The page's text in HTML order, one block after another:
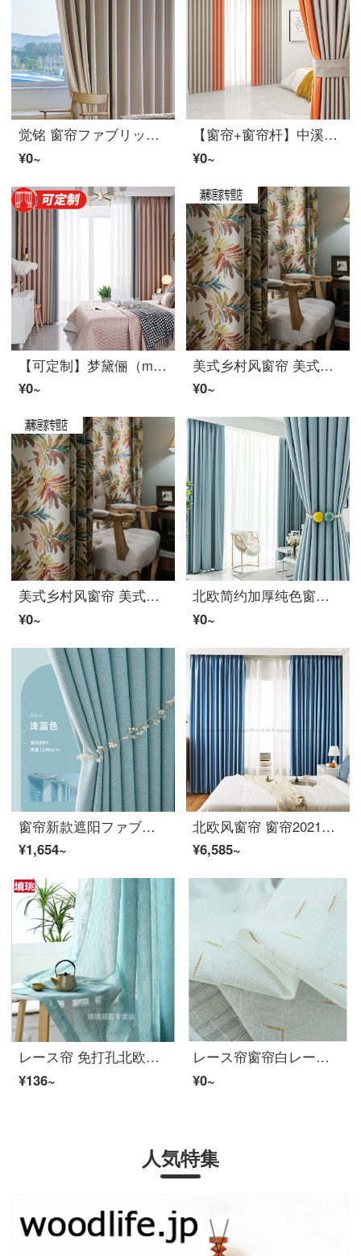
觉铭 窗帘ファブリック生地 孕妇级既製カーテン 客厅卧室落地窗遮光遮阳帘 梵奶茶色挂钩式3米宽*2.7米高1片
¥0~
【窗帘+窗帘杆】中溪万家 【可定制】窗帘免打孔遮光窗帘ファブリック生地客厅卧室遮阳帘既製カーテン2022年新款拼色 奶茶棕+南瓜橙 定制每米【不含杆】
¥0~
【可定制】梦黛俪（mengdaili）精选菱形格子纹沙棉高遮光窗帘防晒隔热リビングルームカーテンファブリック生地卧室简约现代定制 蜡笔粉拼岩灰 （ 挂钩款）一米面料价格需要几米拍几米（免费改短）
¥0~
美式乡村风窗帘 美式乡村棉リネン质感提花遮光窗帘客厅卧室飘窗落地窗成品田园风 ファブリック生地【四爪挂钩】 宽3*高2.7一片
¥0~
美式乡村风窗帘 美式乡村棉リネン质感提花遮光窗帘客厅卧室飘窗落地窗成品田园风 ファブリック生地【四爪挂钩】 宽3*高2.7一片
¥0~
北欧简约加厚纯色窗帘遮光卧室客厅亚リネン风格棉リネンファブリック生地定制ins轻奢现代全遮光素色窗帘ファブリック生地 塞内河畔-湖蓝 (挂钩式/每米)需要几米拍几件
¥0~
窗帘新款遮阳ファブリック生地全遮光北欧风简约现代客厅隔热挂钩落地窗卧室轻奢 浅蓝色 宽1x高2.7一片(挂钩式)
¥1,654~
北欧风窗帘 窗帘2021年客厅现代简约轻奢遮光卧室定制ファブリック生地成品北欧风窗帘ファブリック生地 天蓝色 5米宽ファブリック生地*2.7米高【挂钩款】/双开(适用于2.0
¥6,585~
レース帘 免打孔北欧风竹节リネン加厚レース帘客厅简易窗帘レース帘透光不透人出租房飘窗帘子 蓝色 宽0.7**高1.5 一片挂钩
¥136~
レース帘窗帘白レース纯色レース 客厅卧室阳台レース帘定制成品遮阳窗レースT6 金丝リネンレース 宽3*高2.7【挂钩成品一片】
¥0~
人気特集